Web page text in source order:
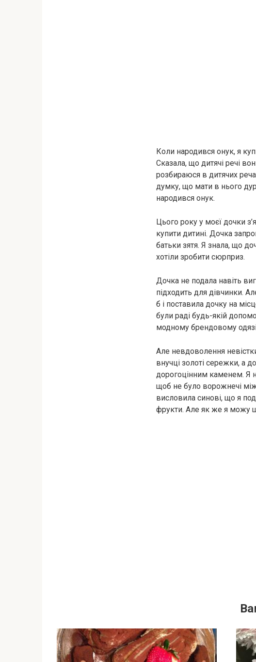
Коли народився онук, я
Сказала, що дитячі речі
розбираюся в дитячих
думку, що мати в нього
народився онук.
Цього року у моєї дочки
купити дитині. Дочка
батьки зятя. Я знала, що
хотіли зробити сюрприз.
Дочка не подала навіть
підходить для дівчинки.
б і поставила дочку на
були раді будь-якій
модному брендовому
Але невдоволення
внучці золоті сережки, а
дорогоцінним каменем. Я
щоб не було ворожнечі між
висловила синові, що я
фрукти. Але як же я можу